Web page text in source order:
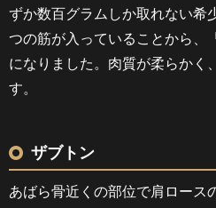
ずか数百グラムしか取れない希
つの筋が入っていることから、
になりました。肉質が柔らかく
す。
ザブトン
あばら骨近くの部位で肩ロース